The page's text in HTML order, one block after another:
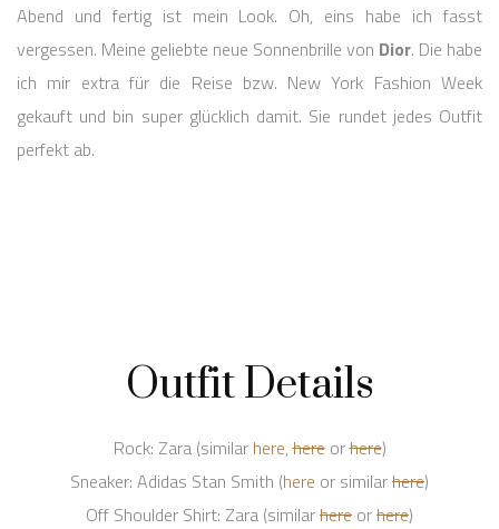
Abend und fertig ist mein Look. Oh, eins habe ich fasst
vergessen. Meine geliebte neue Sonnenbrille von Dior. Die habe
ich mir extra für die Reise bzw. New York Fashion Week
gekauft und bin super glücklich damit. Sie rundet jedes Outfit
perfekt ab.
Outfit Details
Rock: Zara (similar here,hereorhere)
Sneaker: Adidas Stan Smith (here or similarhere)
Off Shoulder Shirt: Zara (similarhere orhere)